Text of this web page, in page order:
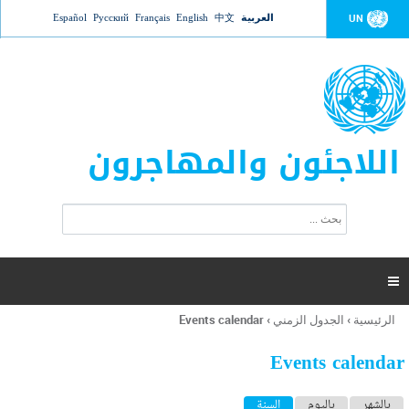
Jump to navigation UN العربية 中文
English
Français
Русский
Español
اللاجئون والمهاجرون
ت
ر
ل
ح
ب

أنت
هنا
الرئيسية › الجدول الزمني ›
Events calendar
Events calendar